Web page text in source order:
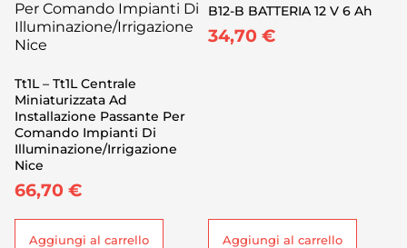
Tt1L – Tt1L Centrale
Miniaturizzata Ad
Installazione Passante Per
Comando Impianti Di
Illuminazione/Irrigazione
Nice
66,70 €
Aggiungi al carrello
B12-B BATTERIA 12 V 6 Ah
34,70 €
Aggiungi al carrello